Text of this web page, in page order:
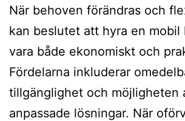
När behoven förändras och
kan beslutet att hyra en mobil
vara både ekonomiskt och
Fördelarna inkluderar
tillgänglighet och möjligheten
anpassade lösningar. När